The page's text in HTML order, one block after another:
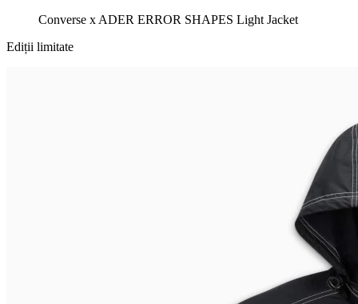
Converse x ADER ERROR SHAPES Light Jacket
Ediții limitate